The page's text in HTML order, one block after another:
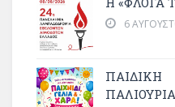
6
ΠΑΛΙΟΥΡΙΑ